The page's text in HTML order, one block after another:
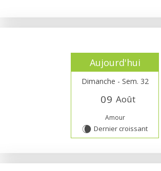
Aujourd'hui
Dimanche - Sem. 32
09 Août
Amour
W Dernier croissant